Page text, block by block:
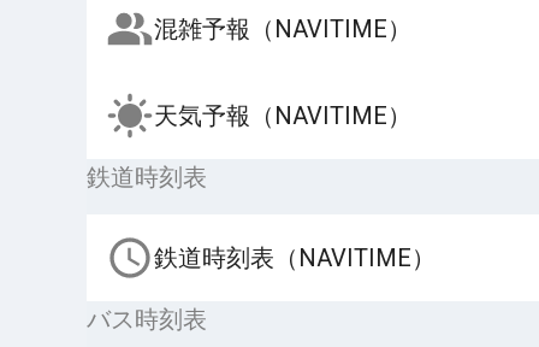
混雑予報（NAVITIME）
天気予報（NAVITIME）
鉄道時刻表
鉄道時刻表（NAVITIME）
バス時刻表